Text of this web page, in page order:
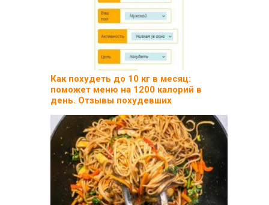
Как похудеть до 10 кг в месяц:
поможет меню на 1200 калорий в
день. Отзывы похудевших